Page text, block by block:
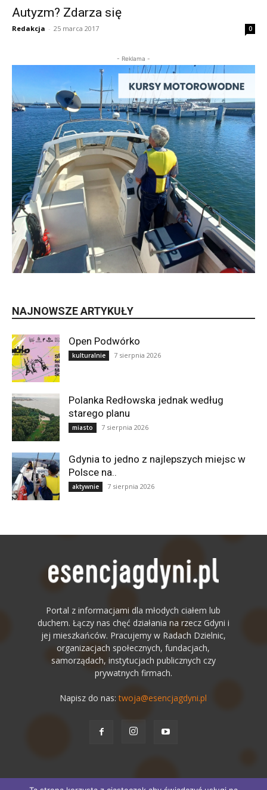
Autyzm? Zdarza się
Redakcja - 25 marca 2017 0
- Reklama -
NAJNOWSZE ARTYKUŁY
Open Podwórko
kulturalnie 7 sierpnia 2026
Polanka Redłowska jednak według
starego planu
miasto 7 sierpnia 2026
Gdynia to jedno z najlepszych miejsc w
Polsce na..
aktywnie 7 sierpnia 2026
Portal z informacjami dla młodych ciałem lub
duchem. Łączy nas chęć działania na rzecz Gdyni i
jej mieszkańców. Pracujemy w Radach Dzielnic,
organizacjach społecznych, fundacjach,
samorządach, instytucjach publicznych czy
prywatnych firmach.
Napisz do nas:twoja@esencjagdyni.pl